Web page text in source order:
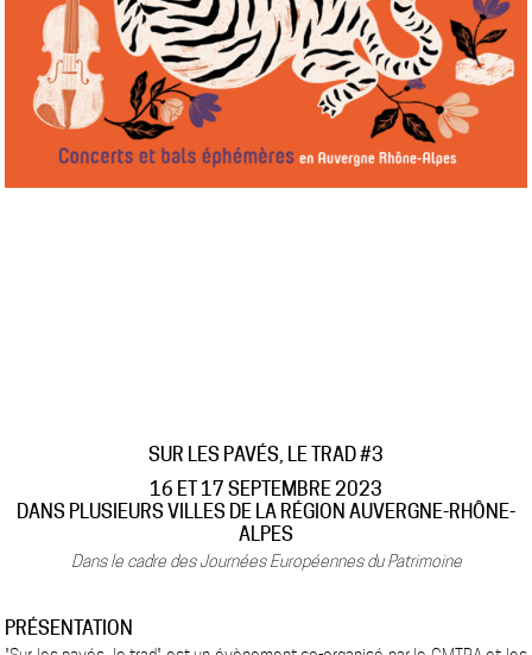
SUR LES PAVÉS, LE TRAD #3
16 ET 17 SEPTEMBRE 2023
DANS PLUSIEURS VILLES DE LA RÉGION AUVERGNE-RHÔNE-
ALPES
Dans le cadre des Journées Européennes du Patrimoine
PRÉSENTATION